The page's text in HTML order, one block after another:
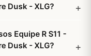
Dusk - XLG?
Equipe R S11 -
Dusk - XLG?